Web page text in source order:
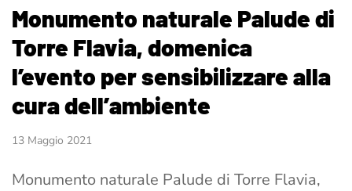
Monumento naturale Palude di
Torre Flavia, domenica
l’evento per sensibilizzare alla
cura dell’ambiente
13 Maggio 2021
Monumento naturale Palude di Torre Flavia,